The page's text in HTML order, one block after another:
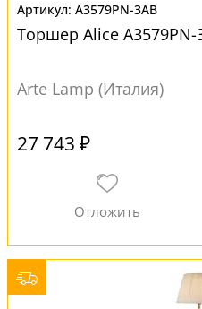
A3579PN-3AB
Торшер Alice
Arte Lamp (Италия)
27 743 ₽